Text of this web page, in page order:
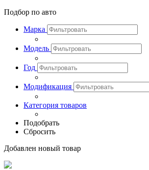
Подбор по авто
Марка
Модель
Год
Модификация
Категория товаров
Подобрать
Сбросить
Добавлен новый товар